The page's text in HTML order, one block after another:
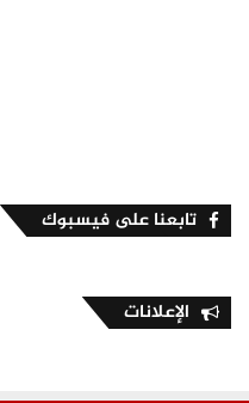
تابعنا على فيسبوك
الإعلانات